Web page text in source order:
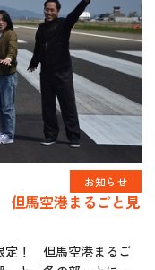
お知らせ
馬空港まるごと見
定！ 但馬空港まるご